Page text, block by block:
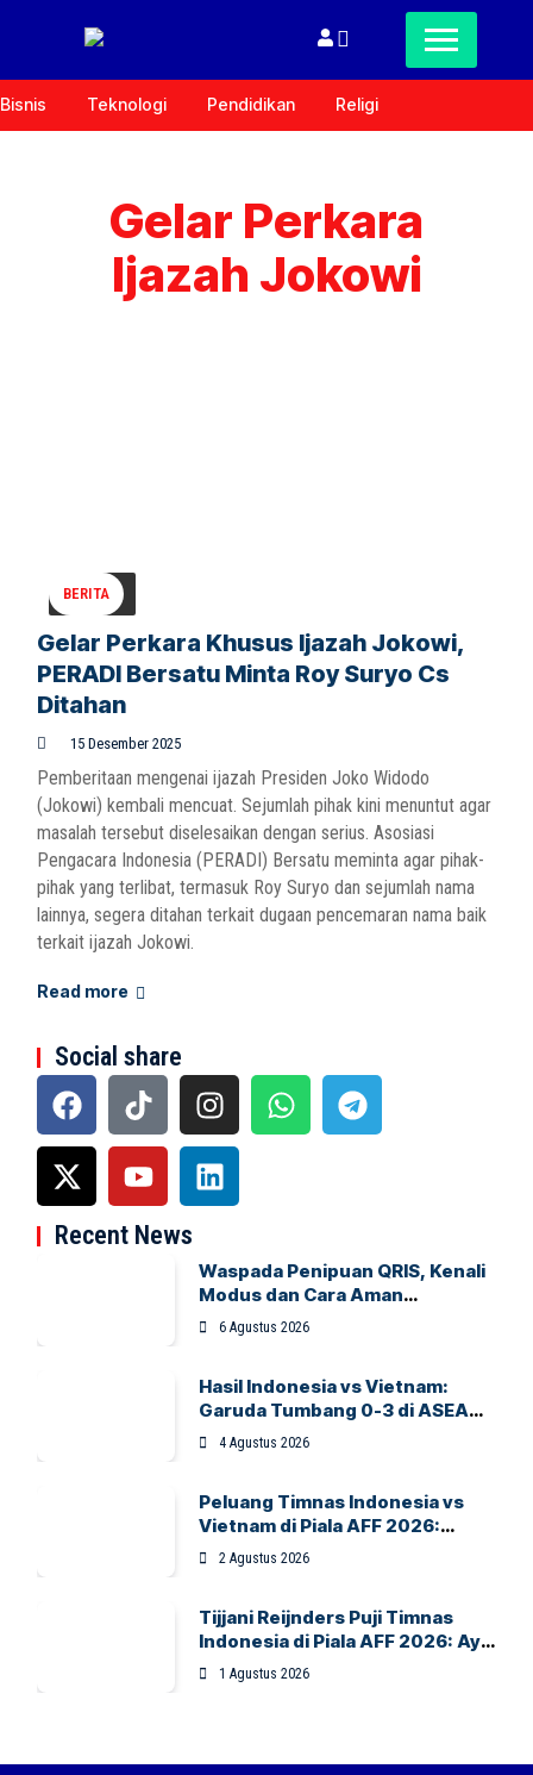
Bisnis Teknologi Pendidikan Religi
Gelar Perkara
Ijazah Jokowi
BERITA
Gelar Perkara Khusus Ijazah Jokowi,
PERADI Bersatu Minta Roy Suryo Cs
Ditahan
15 Desember 2025
Pemberitaan mengenai ijazah Presiden Joko Widodo
(Jokowi) kembali mencuat. Sejumlah pihak kini menuntut agar
masalah tersebut diselesaikan dengan serius. Asosiasi
Pengacara Indonesia (PERADI) Bersatu meminta agar pihak-
pihak yang terlibat, termasuk Roy Suryo dan sejumlah nama
lainnya, segera ditahan terkait dugaan pencemaran nama baik
terkait ijazah Jokowi.
Read more
Social share
Recent News
Waspada Penipuan QRIS, Kenali
Modus dan Cara Aman
Bertransaksi
6 Agustus 2026
Hasil Indonesia vs Vietnam:
Garuda Tumbang 0-3 di ASEAN
Hyundai Cup 2026
4 Agustus 2026
Peluang Timnas Indonesia vs
Vietnam di Piala AFF 2026:
Garuda Bidik Tiket Semifinal di
Pakansari
2 Agustus 2026
Tijjani Reijnders Puji Timnas
Indonesia di Piala AFF 2026: Ayo
Indonesia!
1 Agustus 2026